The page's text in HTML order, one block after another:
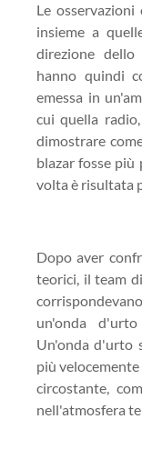
Le
insieme a
direzione
hanno quindi
emessa in
cui quella
dimostrare
blazar fosse più
volta è risultata
Dopo aver
teorici, il team
un'onda
Un'onda d'urto
più
circostante,
nell'atmosfera